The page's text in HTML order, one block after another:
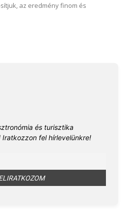
az eredmény finom és
és turisztika
fel hírlevelünkre!